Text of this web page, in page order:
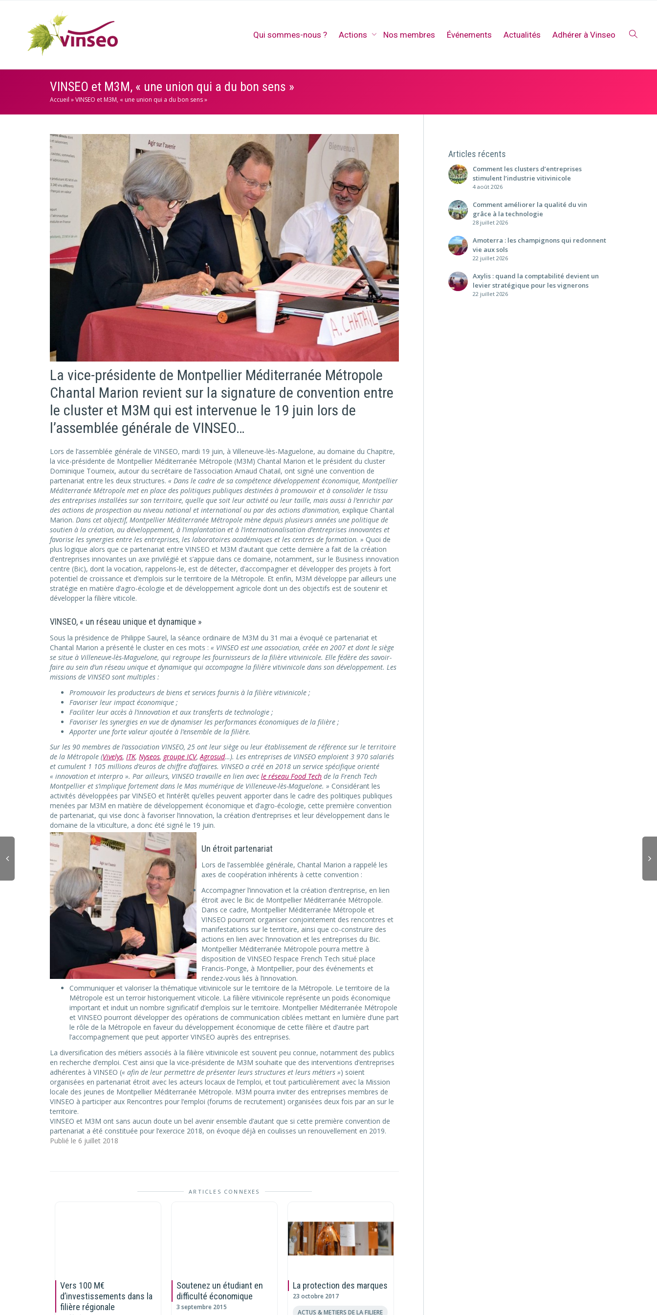
Qui sommes-nous ? Actions Nos membres Événements Actualités Adhérer à Vinseo
VINSEO et M3M, « une union qui a du bon sens »
Accueil »VINSEO et M3M, « une union qui a du bon sens »
La vice-présidente de Montpellier Méditerranée Métropole
Chantal Marion revient sur la signature de convention entre
le cluster et M3M qui est intervenue le 19 juin lors de
l’assemblée générale de VINSEO…
Lors de l’assemblée générale de VINSEO, mardi 19 juin, à Villeneuve-lès-Maguelone, au domaine du Chapitre,
la vice-présidente de Montpellier Méditerranée Métropole (M3M) Chantal Marion et le président du cluster
Dominique Tourneix, autour du secrétaire de l’association Arnaud Chatail, ont signé une convention de
partenariat entre les deux structures. « Dans le cadre de sa compétence développement économique, Montpellier
Méditerranée Métropole met en place des politiques publiques destinées à promouvoir et à consolider le tissu
des entreprises installées sur son territoire, quelle que soit leur activité ou leur taille, mais aussi à l’enrichir par
des actions de prospection au niveau national et international ou par des actions d’animation, explique Chantal
Marion. Dans cet objectif, Montpellier Méditerranée Métropole mène depuis plusieurs années une politique de
soutien à la création, au développement, à l’implantation et à l’internationalisation d’entreprises innovantes et
favorise les synergies entre les entreprises, les laboratoires académiques et les centres de formation. » Quoi de
plus logique alors que ce partenariat entre VINSEO et M3M d’autant que cette dernière a fait de la création
d’entreprises innovantes un axe privilégié et s’appuie dans ce domaine, notamment, sur le Business innovation
centre (Bic), dont la vocation, rappelons-le, est de détecter, d’accompagner et développer des projets à fort
potentiel de croissance et d’emplois sur le territoire de la Métropole. Et enfin, M3M développe par ailleurs une
stratégie en matière d’agro-écologie et de développement agricole dont un des objectifs est de soutenir et
développer la filière viticole.
VINSEO, « un réseau unique et dynamique »
Sous la présidence de Philippe Saurel, la séance ordinaire de M3M du 31 mai a évoqué ce partenariat et
Chantal Marion a présenté le cluster en ces mots : « VINSEO est une association, créée en 2007 et dont le siège
se situe à Villeneuve-lès-Maguelone, qui regroupe les fournisseurs de la filière vitivinicole. Elle fédère des savoir-
faire au sein d’un réseau unique et dynamique qui accompagne la filière vitivinicole dans son développement. Les
missions de VINSEO sont multiples :
Promouvoir les producteurs de biens et services fournis à la filière vitivinicole ;
Favoriser leur impact économique ;
Faciliter leur accès à l’innovation et aux transferts de technologie ;
Favoriser les synergies en vue de dynamiser les performances économiques de la filière ;
Apporter une forte valeur ajoutée à l’ensemble de la filière.
Sur les 90 membres de l’association VINSEO, 25 ont leur siège ou leur établissement de référence sur le territoire
de la Métropole (Vivelys, ITK, Nyseos, groupe ICV,Agrosud…). Les entreprises de VINSEO emploient 3 970 salariés
et cumulent 1 105 millions d’euros de chiffre d’affaires. VINSEO a créé en 2018 un service spécifique orienté
« innovation et interpro ». Par ailleurs, VINSEO travaille en lien avecle réseau Food Tech de la French Tech
Montpellier et s’implique fortement dans le Mas mumérique de Villeneuve-lès-Maguelone. » Considérant les
activités développées par VINSEO et l’intérêt qu’elles peuvent apporter dans le cadre des politiques publiques
menées par M3M en matière de développement économique et d’agro-écologie, cette première convention
de partenariat, qui vise donc à favoriser l’innovation, la création d’entreprises et leur développement dans le
domaine de la viticulture, a donc été signé le 19 juin.
Un étroit partenariat
Lors de l’assemblée générale, Chantal Marion a rappelé les
axes de coopération inhérents à cette convention :
Accompagner l’innovation et la création d’entreprise, en lien
étroit avec le Bic de Montpellier Méditerranée Métropole.
Dans ce cadre, Montpellier Méditerranée Métropole et
VINSEO pourront organiser conjointement des rencontres et
manifestations sur le territoire, ainsi que co-construire des
actions en lien avec l’innovation et les entreprises du Bic.
Montpellier Méditerranée Métropole pourra mettre à
disposition de VINSEO l’espace French Tech situé place
Francis-Ponge, à Montpellier, pour des événements et
rendez-vous liés à l’innovation.
Communiquer et valoriser la thématique vitivinicole sur le territoire de la Métropole. Le territoire de la
Métropole est un terroir historiquement viticole. La filière vitivinicole représente un poids économique
important et induit un nombre significatif d’emplois sur le territoire. Montpellier Méditerranée Métropole
et VINSEO pourront développer des opérations de communication ciblées mettant en lumière d’une part
le rôle de la Métropole en faveur du développement économique de cette filière et d’autre part
l’accompagnement que peut apporter VINSEO auprès des entreprises.
La diversification des métiers associés à la filière vitivinicole est souvent peu connue, notamment des publics
en recherche d’emploi. C’est ainsi que la vice-présidente de M3M souhaite que des interventions d’entreprises
adhérentes à VINSEO (« afin de leur permettre de présenter leurs structures et leurs métiers ») soient
organisées en partenariat étroit avec les acteurs locaux de l’emploi, et tout particulièrement avec la Mission
locale des jeunes de Montpellier Méditerranée Métropole. M3M pourra inviter des entreprises membres de
VINSEO à participer aux Rencontres pour l’emploi (forums de recrutement) organisées deux fois par an sur le
territoire.
VINSEO et M3M ont sans aucun doute un bel avenir ensemble d’autant que si cette première convention de
partenariat a été constituée pour l’exercice 2018, on évoque déjà en coulisses un renouvellement en 2019.
Publié le 6 juillet 2018
ARTICLES CONNEXES
Vers 100 M€
d’investissements dans la
filière régionale
Soutenez un étudiant en
difficulté économique
3 septembre 2015
La protection des marques
23 octobre 2017
ACTUS & METIERS DE LA FILIERE
Articles récents
Comment les clusters d’entreprises
stimulent l’industrie vitivinicole
4 août 2026
Comment améliorer la qualité du vin
grâce à la technologie
28 juillet 2026
Amoterra : les champignons qui redonnent
vie aux sols
22 juillet 2026
Axylis : quand la comptabilité devient un
levier stratégique pour les vignerons
22 juillet 2026